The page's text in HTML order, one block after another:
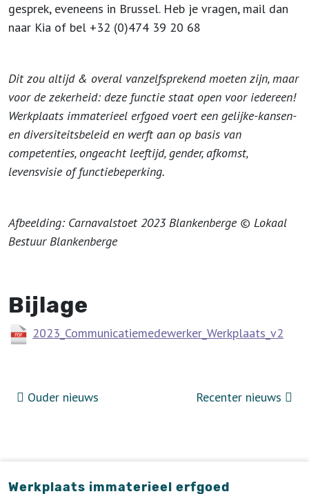
gesprek, eveneens in Brussel. Heb je vragen, mail dan
naar Kia of bel +32 (0)474 39 20 68
Dit zou altijd & overal vanzelfsprekend moeten zijn, maar
voor de zekerheid: deze functie staat open voor iedereen!
Werkplaats immaterieel erfgoed voert een gelijke-kansen-
en diversiteitsbeleid en werft aan op basis van
competenties, ongeacht leeftijd, gender, afkomst,
levensvisie of functiebeperking.
Afbeelding: Carnavalstoet 2023 Blankenberge © Lokaal
Bestuur Blankenberge
Bijlage
2023_Communicatiemedewerker_Werkplaats_v2
Ouder nieuws Recenter nieuws
Werkplaats immaterieel erfgoed